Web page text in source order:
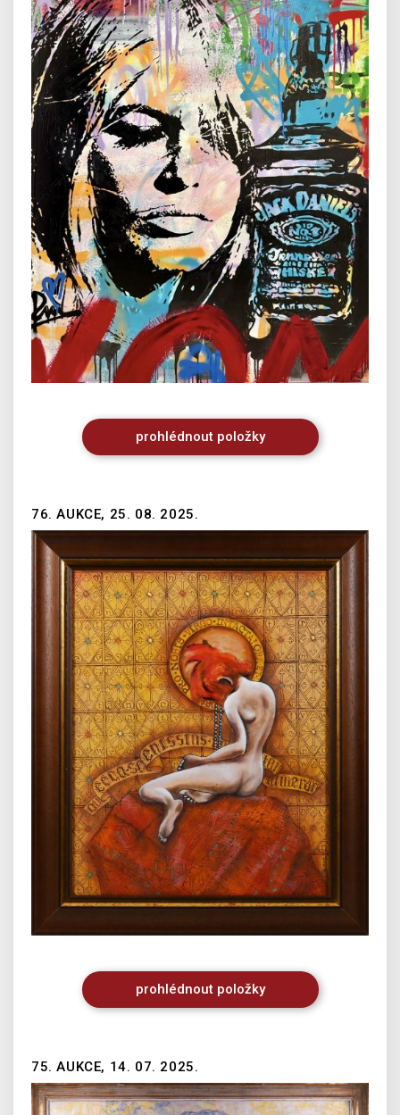
prohlédnout položky
76. AUKCE, 25. 08. 2025.
prohlédnout položky
75. AUKCE, 14. 07. 2025.